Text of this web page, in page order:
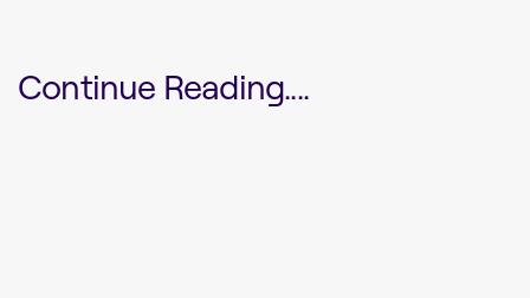
Continue Reading....